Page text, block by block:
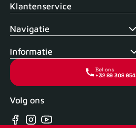
Klantenservice
Navigatie
Informatie
Bel ons
+32 89 308 954
Volg ons
Facebook
Instagram
YouTube